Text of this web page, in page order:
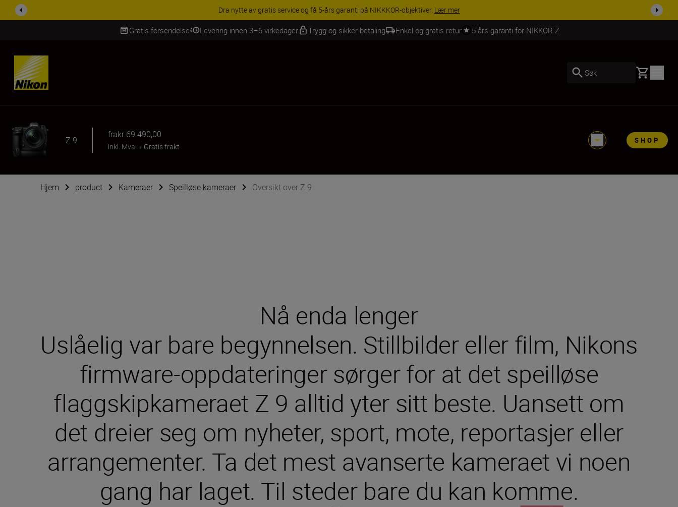
ACCESSORY SAVINGS | Få 15 % rabatt på utvalgt tilbehør, gjør fotoutstyret komplett i dag.
Gratis forsendelse Levering innen 3–6 virkedager Trygg og sikker betaling Enkel og gratis retur 5 års garanti for NIKKOR Z
Skip Content
Søk Basket
Z 9
frakr 69 490,00
inkl. Mva. + Gratis frakt
SHOP
Hjem product Kameraer Speilløse kameraer Oversikt over Z 9
Nå enda lenger
Uslåelig var bare begynnelsen. Stillbilder eller film, Nikons
firmware-oppdateringer sørger for at det speilløse
flaggskipkameraet Z 9 alltid yter sitt beste. Uansett om
det dreier seg om nyheter, sport, mote, reportasjer eller
arrangementer. Ta det mest avanserte kameraet vi noen
gang har laget. Til steder bare du kan komme.